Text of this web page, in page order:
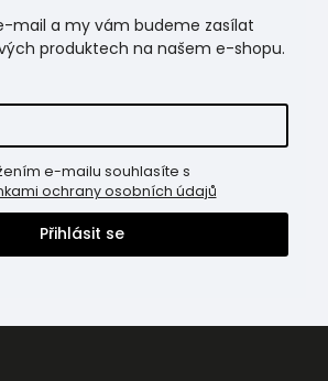
mail a my vám budeme zasílat
produktech na našem e-shopu.
ochrany osobních údajů
Přihlásit se